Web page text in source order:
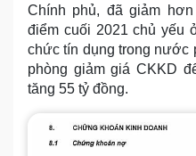
Chính phủ, đã giảm
điểm cuối 2021 chủ yếu
chức tín dụng trong nước
phòng giảm giá CKKD
tăng 55 tỷ đồng.